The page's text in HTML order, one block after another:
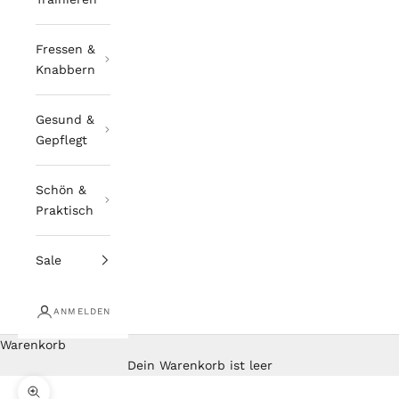
Fressen &
Knabbern
Gesund &
Gepflegt
Schön &
Praktisch
Sale
ANMELDEN
Warenkorb
Dein Warenkorb ist leer